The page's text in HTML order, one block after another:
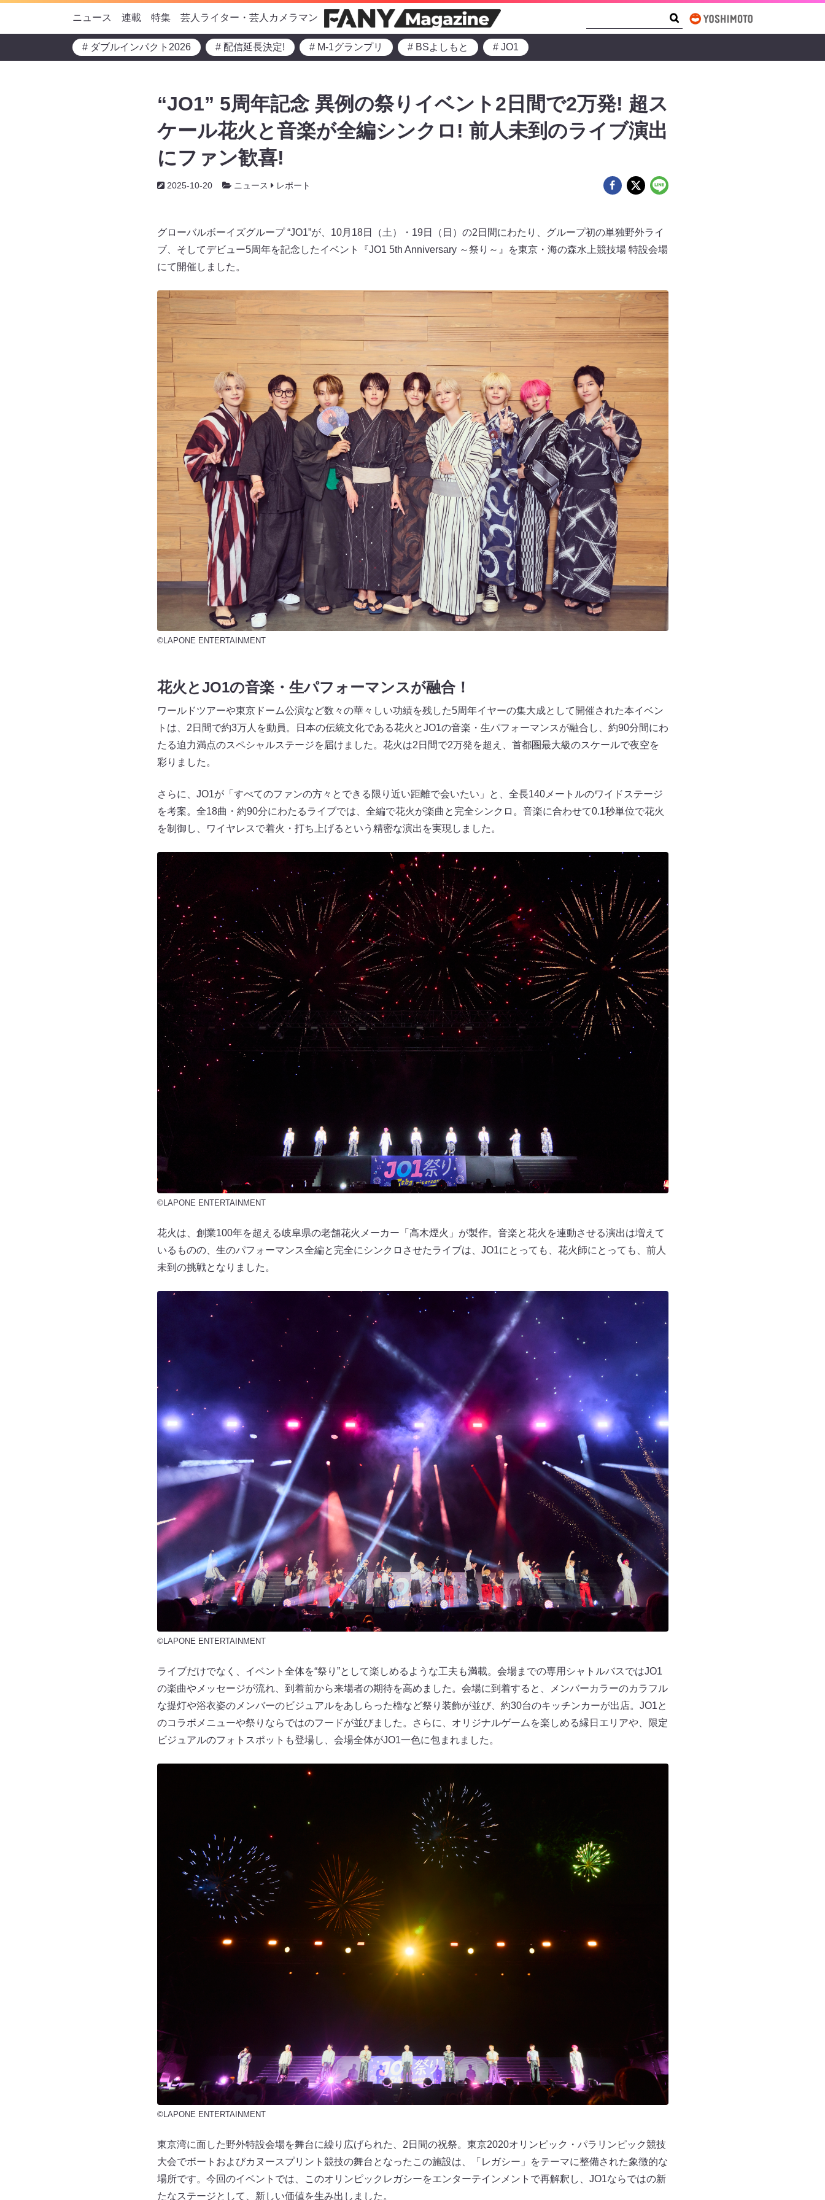
ニュース 連載 特集 芸人ライター・芸人カメラマン
# ダブルインパクト2026 # 配信延長決定! # M-1グランプリ # BSよしもと # JO1
“JO1” 5周年記念 異例の祭りイベント2日間で2万発! 超ス
ケール花火と音楽が全編シンクロ! 前人未到のライブ演出
にファン歓喜!
2025-10-20 ニュース レポート
グローバルボーイズグループ “JO1”が、10月18日（土）・19日（日）の2日間にわたり、グループ初の単独野外ライ
ブ、そしてデビュー5周年を記念したイベント『JO1 5th Anniversary ～祭り～』を東京・海の森水上競技場 特設会場
にて開催しました。
©LAPONE ENTERTAINMENT
花火とJO1の音楽・生パフォーマンスが融合！
ワールドツアーや東京ドーム公演など数々の華々しい功績を残した5周年イヤーの集大成として開催された本イベン
トは、2日間で約3万人を動員。日本の伝統文化である花火とJO1の音楽・生パフォーマンスが融合し、約90分間にわ
たる迫力満点のスペシャルステージを届けました。花火は2日間で2万発を超え、首都圏最大級のスケールで夜空を
彩りました。
さらに、JO1が「すべてのファンの方々とできる限り近い距離で会いたい」と、全長140メートルのワイドステージ
を考案。全18曲・約90分にわたるライブでは、全編で花火が楽曲と完全シンクロ。音楽に合わせて0.1秒単位で花火
を制御し、ワイヤレスで着火・打ち上げるという精密な演出を実現しました。
©LAPONE ENTERTAINMENT
花火は、創業100年を超える岐阜県の老舗花火メーカー「高木煙火」が製作。音楽と花火を連動させる演出は増えて
いるものの、生のパフォーマンス全編と完全にシンクロさせたライブは、JO1にとっても、花火師にとっても、前人
未到の挑戦となりました。
©LAPONE ENTERTAINMENT
ライブだけでなく、イベント全体を“祭り”として楽しめるような工夫も満載。会場までの専用シャトルバスではJO1
の楽曲やメッセージが流れ、到着前から来場者の期待を高めました。会場に到着すると、メンバーカラーのカラフル
な提灯や浴衣姿のメンバーのビジュアルをあしらった櫓など祭り装飾が並び、約30台のキッチンカーが出店。JO1と
のコラボメニューや祭りならではのフードが並びました。さらに、オリジナルゲームを楽しめる縁日エリアや、限定
ビジュアルのフォトスポットも登場し、会場全体がJO1一色に包まれました。
©LAPONE ENTERTAINMENT
東京湾に面した野外特設会場を舞台に繰り広げられた、2日間の祝祭。東京2020オリンピック・パラリンピック競技
大会でボートおよびカヌースプリント競技の舞台となったこの施設は、「レガシー」をテーマに整備された象徴的な
場所です。今回のイベントでは、このオリンピックレガシーをエンターテインメントで再解釈し、JO1ならではの新
たなステージとして、新しい価値を生み出しました。